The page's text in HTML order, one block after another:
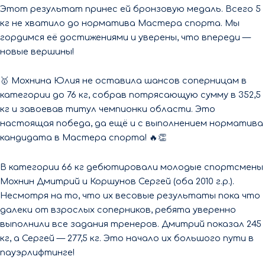
Этот результат принес ей бронзовую медаль. Всего 5
кг не хватило до норматива Мастера спорта. Мы
гордимся её достижениями и уверены, что впереди —
новые вершины!
🥇 Мохнина Юлия не оставила шансов соперницам в
категории до 76 кг, собрав потрясающую сумму в 352,5
кг и завоевав титул чемпионки области. Это
настоящая победа, да ещё и с выполнением норматива
кандидата в Мастера спорта! 🔥👏
В категории 66 кг дебютировали молодые спортсмены
Мохнин Дмитрий и Коршунов Сергей (оба 2010 г.р.).
Несмотря на то, что их весовые результаты пока что
далеки от взрослых соперников, ребята уверенно
выполнили все задания тренеров. Дмитрий показал 245
кг, а Сергей — 277,5 кг. Это начало их большого пути в
пауэрлифтинге!